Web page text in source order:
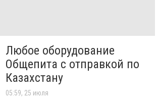
Любое оборудование
Общепита с отправкой по
Казахстану
05:59, 25 июля